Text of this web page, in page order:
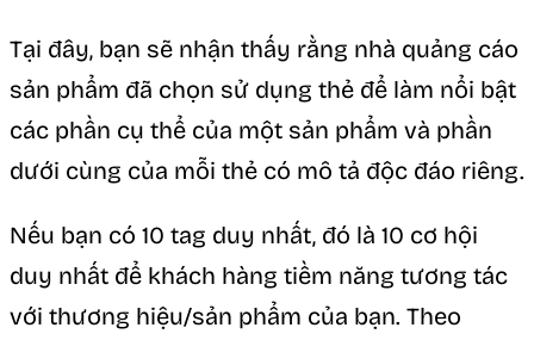
Tại đây, bạn sẽ nhận thấy rằng nhà quảng cáo
sản phẩm đã chọn sử dụng thẻ để làm nổi bật
các phần cụ thể của một sản phẩm và phần
dưới cùng của mỗi thẻ có mô tả độc đáo riêng.
Nếu bạn có 10 tag duy nhất, đó là 10 cơ hội
duy nhất để khách hàng tiềm năng tương tác
với thương hiệu/sản phẩm của bạn. Theo